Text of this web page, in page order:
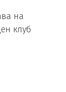
на
клуб